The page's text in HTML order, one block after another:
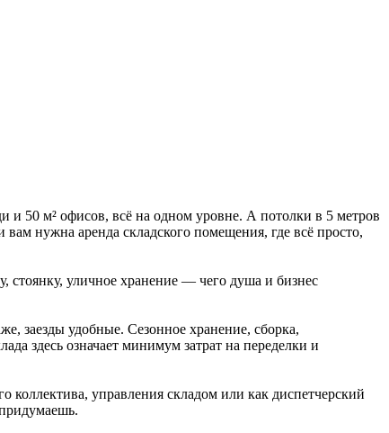
50 м² офисов, всё на одном уровне. А потолки в 5 метров
нужна аренда складского помещения, где всё просто,
стоянку, уличное хранение — чего душа и бизнес
заезды удобные. Сезонное хранение, сборка,
здесь означает минимум затрат на переделки и
коллектива, управления складом или как диспетчерский